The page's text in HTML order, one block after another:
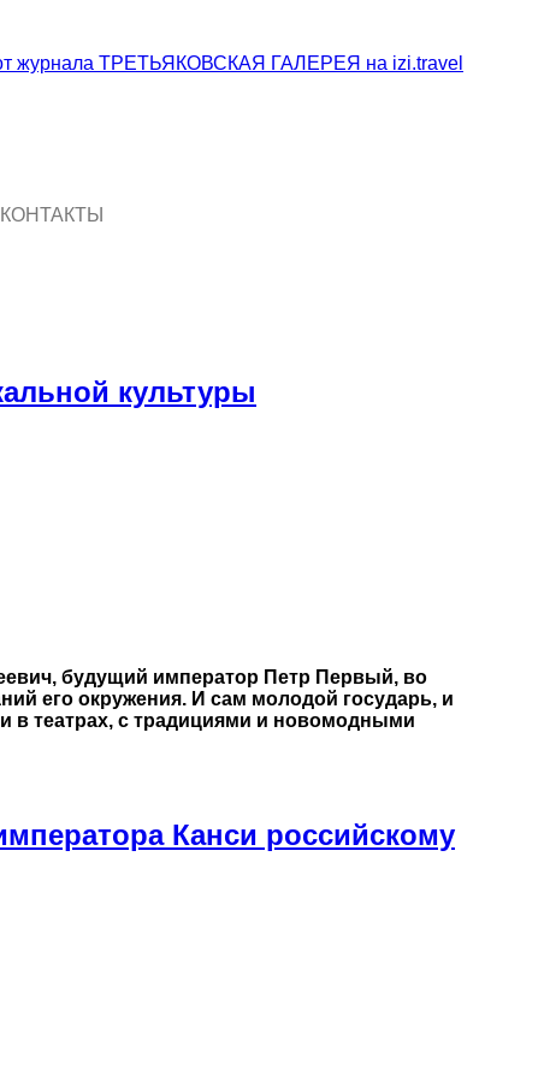
КОНТАКТЫ
культуры
будущий император Петр Первый, во
его окружения. И сам молодой государь, и
в театрах, с традициями и новомодными
Канси российскому